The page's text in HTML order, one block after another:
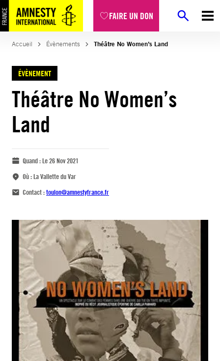
FAIRE UN DON
Accueil Évènements Théâtre No Women’s Land
ÉVÈNEMENT
Théâtre No Women’s
Land
Quand :Le 26 Nov 2021
Où :La Vallette du Var
Contact :toulon@amnestyfrance.fr